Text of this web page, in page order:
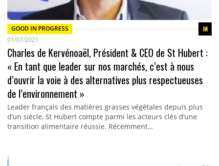
GOOD IN PROGRESS
01/07/2021
Charles de Kervénoaël, Président & CEO de St Hubert :
« En tant que leader sur nos marchés, c’est à nous
d’ouvrir la voie à des alternatives plus respectueuses
de l’environnement »
Leader français des matières grasses végétales depuis plus
d’un siècle, St Hubert compte parmi les acteurs clés d’une
transition alimentaire réussie. Récemment…